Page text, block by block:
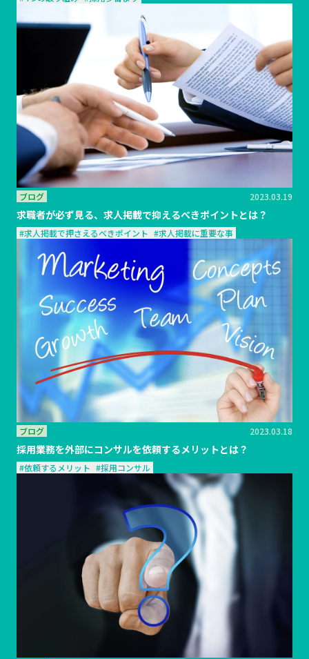
ブログ 2023.03.19
求職者が必ず見る、求人掲載で抑えるべきポイントとは？
#求人掲載で押さえるべきポイント #求人掲載に重要な事
ブログ 2023.03.18
採用業務を外部にコンサルを依頼するメリットとは？
#依頼するメリット #採用コンサル